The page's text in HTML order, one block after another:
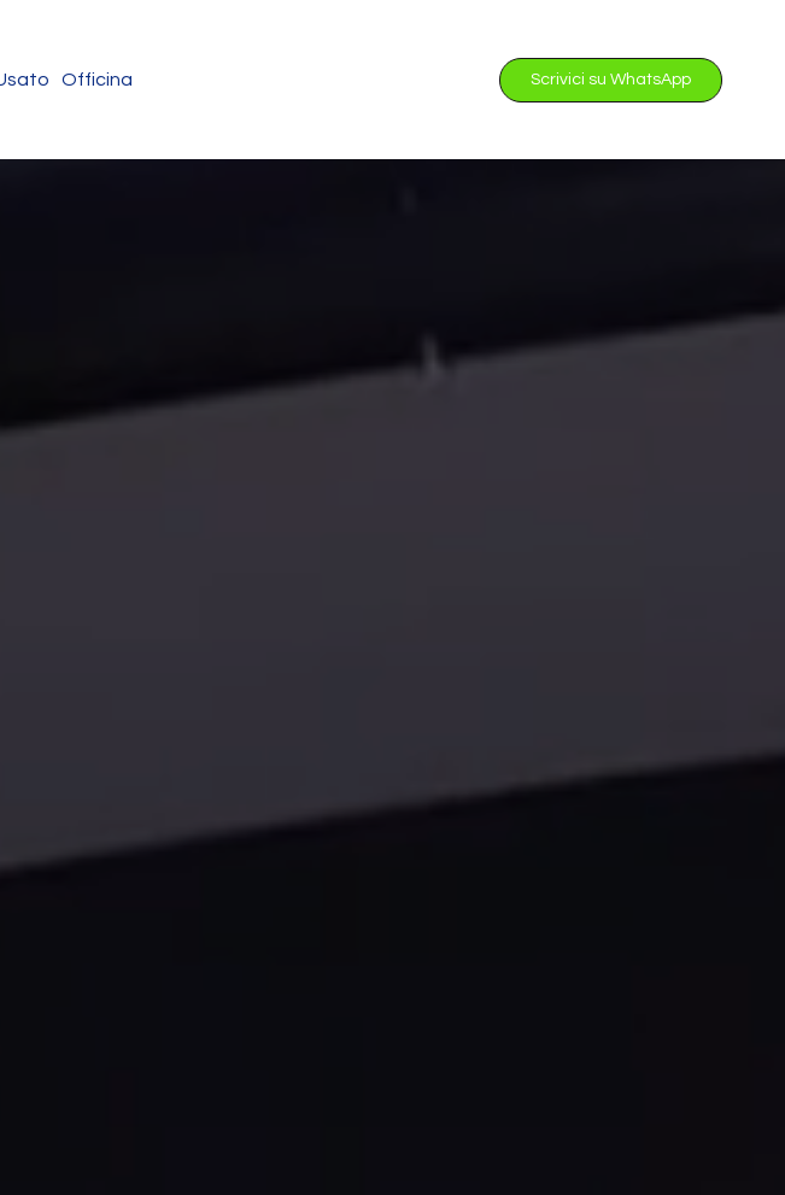
Officina Scrivici su WhatsApp